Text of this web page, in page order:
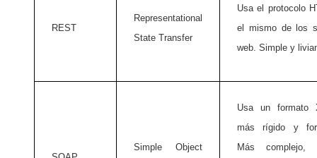
REST
Representational
State Transfer
Usa el protocolo
el mismo de los
web. Simple y
Simple Object
Usa un formato
más rígido y
Más complejo,